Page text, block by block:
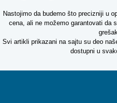
Nastojimo da budemo što precizniji u
cena, ali ne možemo garantovati da
Svi artikli prikazani na sajtu su deo
dostupni u